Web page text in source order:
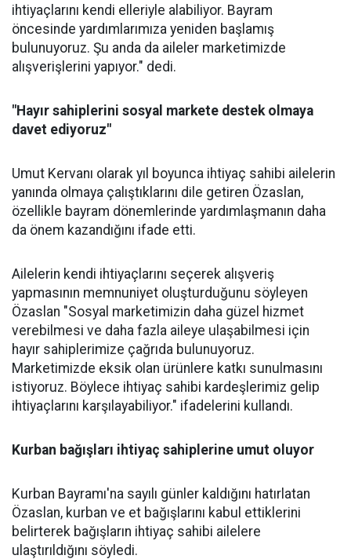
ihtiyaçlarını kendi elleriyle alabiliyor. Bayram
öncesinde yardımlarımıza yeniden başlamış
bulunuyoruz. Şu anda da aileler marketimizde
alışverişlerini yapıyor." dedi.
"Hayır sahiplerini sosyal markete destek olmaya
davet ediyoruz"
Umut Kervanı olarak yıl boyunca ihtiyaç sahibi ailelerin
yanında olmaya çalıştıklarını dile getiren Özaslan,
özellikle bayram dönemlerinde yardımlaşmanın daha
da önem kazandığını ifade etti.
Ailelerin kendi ihtiyaçlarını seçerek alışveriş
yapmasının memnuniyet oluşturduğunu söyleyen
Özaslan "Sosyal marketimizin daha güzel hizmet
verebilmesi ve daha fazla aileye ulaşabilmesi için
hayır sahiplerimize çağrıda bulunuyoruz.
Marketimizde eksik olan ürünlere katkı sunulmasını
istiyoruz. Böylece ihtiyaç sahibi kardeşlerimiz gelip
ihtiyaçlarını karşılayabiliyor." ifadelerini kullandı.
Kurban bağışları ihtiyaç sahiplerine umut oluyor
Kurban Bayramı'na sayılı günler kaldığını hatırlatan
Özaslan, kurban ve et bağışlarını kabul ettiklerini
belirterek bağışların ihtiyaç sahibi ailelere
ulaştırıldığını söyledi.